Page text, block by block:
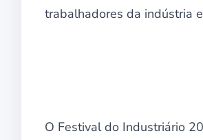
trabalhadores da indústria
O Festival do Industriário